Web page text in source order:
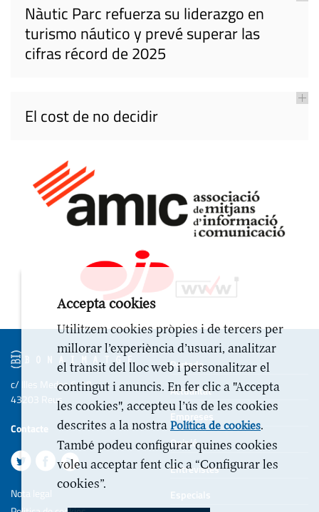
Nàutic Parc refuerza su liderazgo en
turismo náutico y prevé superar las
cifras récord de 2025
El cost de no decidir
Portada
Actualitat
Empreses
Opinió
Entrevistes
Especials
c/ Illes Medes 6-10
43203 Reus
Contacte
Nota legal
Accepta cookies
Utilitzem cookies pròpies i de tercers per
millorar l’experiència d’usuari, analitzar
el trànsit del lloc web i personalitzar el
contingut i anuncis. En fer clic a "Accepta
les cookies", accepteu l’ús de les cookies
descrites a la nostra Política de cookies.
També podeu configurar quines cookies
voleu acceptar fent clic a “Configurar les
cookies”.